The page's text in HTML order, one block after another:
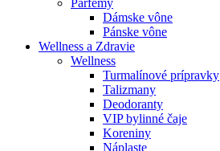
Parfémy
Dámske vône
Pánske vône
Wellness a Zdravie
Wellness
Turmalínové prípravky
Talizmany
Deodoranty
VIP bylinné čaje
Koreniny
Náplaste